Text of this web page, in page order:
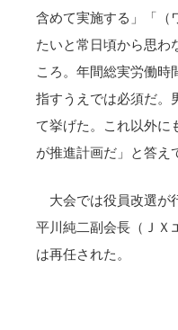
含めて実施する」「（
たいと常日頃から思わ
ころ。年間総実労働時
指すうえでは必須だ。
て挙げた。これ以外に
が推進計画だ」と答え
大会では役員改選が
平川純二副会長（ＪＸ
は再任された。